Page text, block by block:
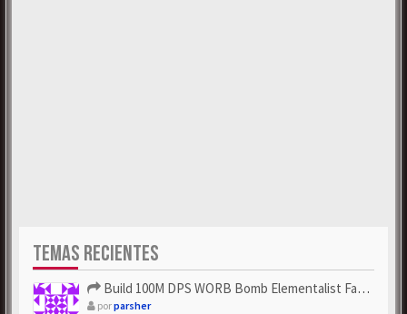
TEMAS RECIENTES
Build 100M DPS WORB Bomb Elementalist Fast - Grab POE Curren...
porparsher